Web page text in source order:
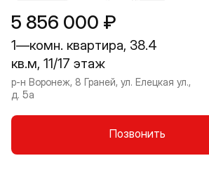
5 856 000 ₽
1—комн. квартира, 38.4
кв.м, 11/17 этаж
р-н Воронеж, 8 Граней, ул. Елецкая ул.,
д. 5а
Позвонить